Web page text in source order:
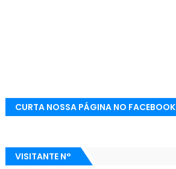
CURTA NOSSA PÁGINA NO FACEBOOK
VISITANTE N°